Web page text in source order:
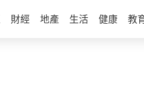
財經 地產 生活 健康 教